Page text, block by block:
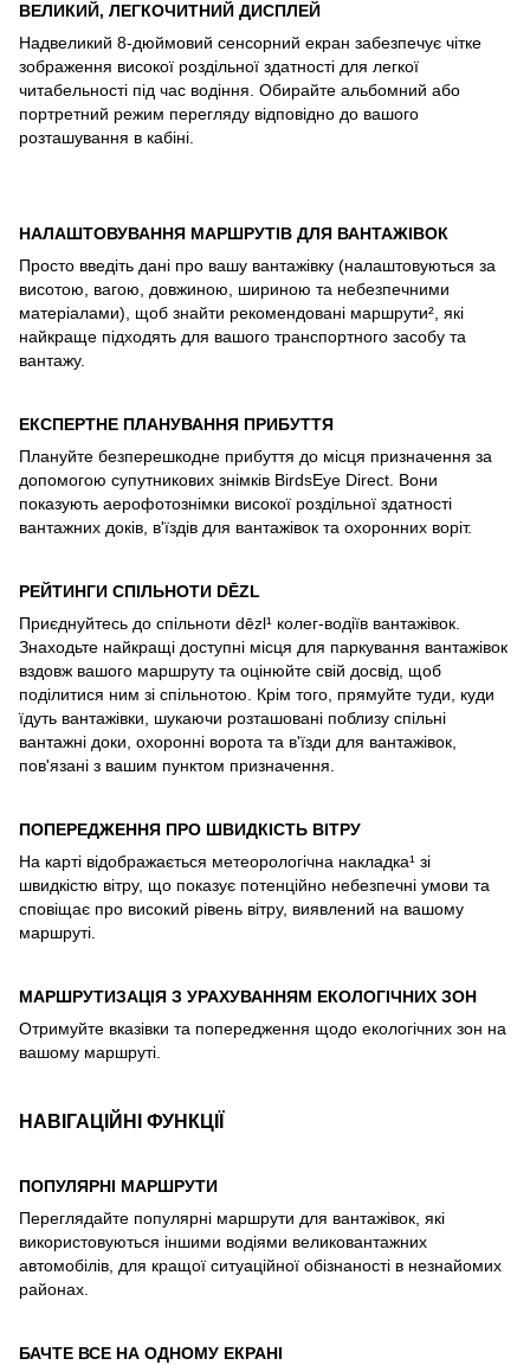
ВЕЛИКИЙ, ЛЕГКОЧИТНИЙ ДИСПЛЕЙ
Надвеликий 8-дюймовий сенсорний екран забезпечує чітке
зображення високої роздільної здатності для легкої
читабельності під час водіння. Обирайте альбомний або
портретний режим перегляду відповідно до вашого
розташування в кабіні.
НАЛАШТОВУВАННЯ МАРШРУТІВ ДЛЯ ВАНТАЖІВОК
Просто введіть дані про вашу вантажівку (налаштовуються за
висотою, вагою, довжиною, шириною та небезпечними
матеріалами), щоб знайти рекомендовані маршрути², які
найкраще підходять для вашого транспортного засобу та
вантажу.
ЕКСПЕРТНЕ ПЛАНУВАННЯ ПРИБУТТЯ
Плануйте безперешкодне прибуття до місця призначення за
допомогою супутникових знімків BirdsEye Direct. Вони
показують аерофотознімки високої роздільної здатності
вантажних доків, в'їздів для вантажівок та охоронних воріт.
РЕЙТИНГИ СПІЛЬНОТИ DĒZL
Приєднуйтесь до спільноти dēzl¹ колег-водіїв вантажівок.
Знаходьте найкращі доступні місця для паркування вантажівок
вздовж вашого маршруту та оцінюйте свій досвід, щоб
поділитися ним зі спільнотою. Крім того, прямуйте туди, куди
їдуть вантажівки, шукаючи розташовані поблизу спільні
вантажні доки, охоронні ворота та в'їзди для вантажівок,
пов'язані з вашим пунктом призначення.
ПОПЕРЕДЖЕННЯ ПРО ШВИДКІСТЬ ВІТРУ
На карті відображається метеорологічна накладка¹ зі
швидкістю вітру, що показує потенційно небезпечні умови та
сповіщає про високий рівень вітру, виявлений на вашому
маршруті.
МАРШРУТИЗАЦІЯ З УРАХУВАННЯМ ЕКОЛОГІЧНИХ ЗОН
Отримуйте вказівки та попередження щодо екологічних зон на
вашому маршруті.
НАВІГАЦІЙНІ ФУНКЦІЇ
ПОПУЛЯРНІ МАРШРУТИ
Переглядайте популярні маршрути для вантажівок, які
використовуються іншими водіями великовантажних
автомобілів, для кращої ситуаційної обізнаності в незнайомих
районах.
БАЧТЕ ВСЕ НА ОДНОМУ ЕКРАНІ